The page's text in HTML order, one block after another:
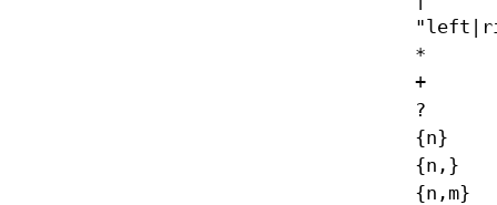
*
+
?
{n}
{n,}
{n,m}